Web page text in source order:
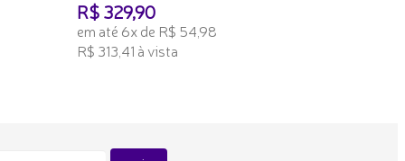
R$ 329,90
em até 6x de R$ 54,98
R$ 313,41 à vista